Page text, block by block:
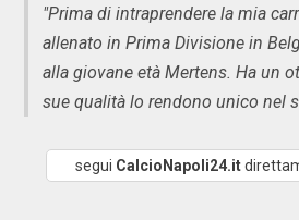
"Prima di intraprendere la mia
allenato in Prima Divisione in
alla giovane età Mertens. Ha un
sue qualità lo rendono unico nel
segui CalcioNapoli24.it